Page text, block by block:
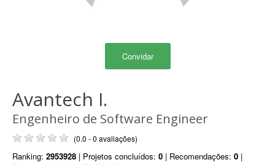
Convidar
Avantech I.
Engenheiro de Software Engineer
(0.0 - 0 avaliações)
Ranking: 2953928 | Projetos concluídos: 0 | Recomendações: 0 |